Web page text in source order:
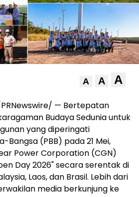
A A A
/PRNewswire/ — Bertepatan
Budaya Sedunia untuk
yang diperingati
Bangsa (PBB) pada 21 Mei,
Power Corporation (CGN)
Day 2026" secara serentak di
Laos, dan Brasil. Lebih dari
media berkunjung ke